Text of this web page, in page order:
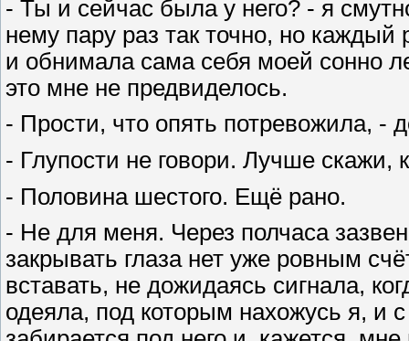
- Ты и сейчас была у него? - я
нему пару раз так точно, но
и обнимала сама себя моей сонно
это мне не предвиделось.
- Прости, что опять потревожила, -
- Глупости не говори. Лучше скажи,
- Половина шестого. Ещё рано.
- Не для меня. Через полчаса
закрывать глаза нет уже ровным
вставать, не дожидаясь сигнала,
одеяла, под которым нахожусь я, и